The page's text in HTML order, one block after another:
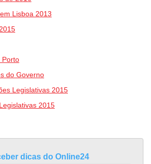
Lisboa 2013
Porto
do Governo
Legislativas 2015
2015
dicas do Online24